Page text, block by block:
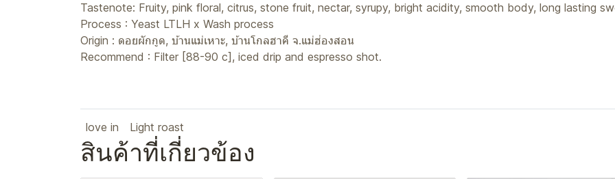
Tastenote: Fruity, pink floral, citrus, stone fruit, nectar, syrupy, bright acidity, smooth body, long lasting
Process : Yeast LTLH x Wash process
Origin : ดอยผักกูด, บ้านแม่เหาะ, บ้านโกลฮาคี จ.แม่ฮ่องสอน
Recommend : Filter [88-90 c], iced drip and espresso shot.
love in Light roast
สินค้าที่เกี่ยวข้อง